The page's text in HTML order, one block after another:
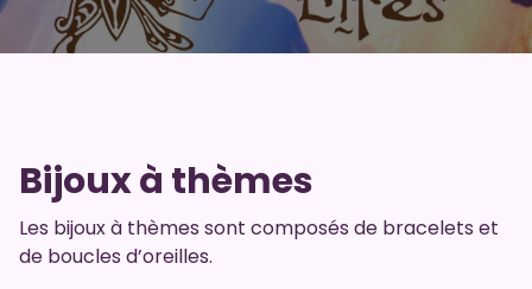
Bijoux à thèmes
Les bijoux à thèmes sont composés de bracelets et
de boucles d’oreilles.